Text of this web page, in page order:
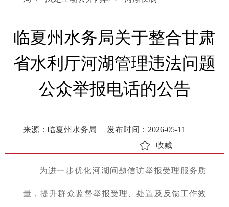
临夏州水务局关于整合甘肃
省水利厅河湖管理违法问题
公众举报电话的公告
来源：临夏州水务局
发布时间：2026-05-11
收藏
为进一步优化河湖问题信访举报受理服务质
量，提升群众监督举报受理、处置及反馈工作效